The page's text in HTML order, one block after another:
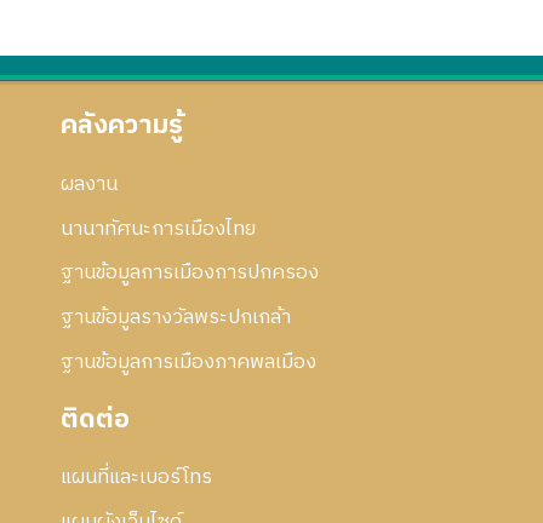
คลังความรู้
ผลงาน
นานาทัศนะการเมืองไทย
ฐานข้อมูลการเมืองการปกครอง
ฐานข้อมูลรางวัลพระปกเกล้า
ฐานข้อมูลการเมืองภาคพลเมือง
ติดต่อ
แผนที่และเบอร์โทร